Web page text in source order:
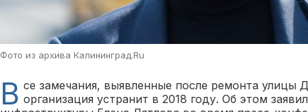
Фото из архива Калининград.Ru
В се замечания, выявленные после ремонта улицы
организация устранит в 2018 году. Об этом